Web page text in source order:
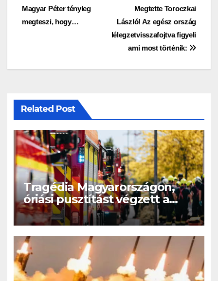
navigáció
Megtette Toroczkai
László! Az egész ország
lélegzetvisszafojtva figyeli
ami most történik:
Magyar Péter tényleg
megteszi, hogy…
Related Post
Tragédia Magyarországon,
óriási pusztítást végzett a
tűzvész: leégett házak,
menekülő emberek – videó